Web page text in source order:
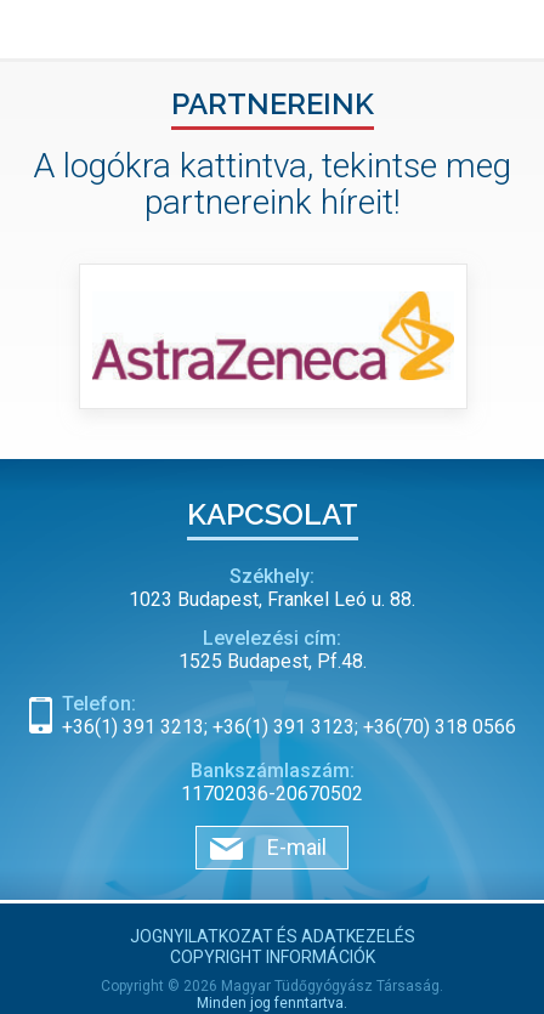
PARTNEREINK
A logókra kattintva, tekintse meg
partnereink híreit!
KAPCSOLAT
Székhely:
1023 Budapest, Frankel Leó u. 88.
Levelezési cím:
1525 Budapest, Pf.48.
Telefon:
+36(1) 391 3213; +36(1) 391 3123; +36(70) 318 0566
Bankszámlaszám:
11702036-20670502
E-mail
JOGNYILATKOZAT ÉS ADATKEZELÉS
COPYRIGHT INFORMÁCIÓK
Copyright © 2026 Magyar Tüdőgyógyász Társaság.
Minden jog fenntartva.